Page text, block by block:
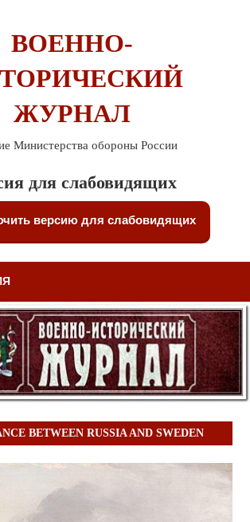
ВОЕННО-
ЖУРНАЛ
Министерства обороны России
для слабовидящих
версию для слабовидящих
BETWEEN RUSSIA AND SWEDEN